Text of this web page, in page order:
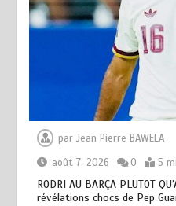
parJean Pierre BAWELA
août 7, 2026
0 5
RODRI AU BARÇA PLUTOT
révélations chocs de Pep